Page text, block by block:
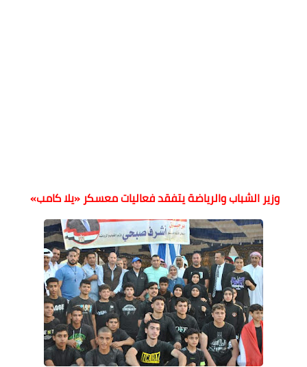
وزير الشباب والرياضة يتفقد فعاليات معسكر «يلا كامب»